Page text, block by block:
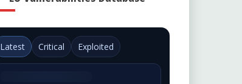
Latest Critical
Exploited